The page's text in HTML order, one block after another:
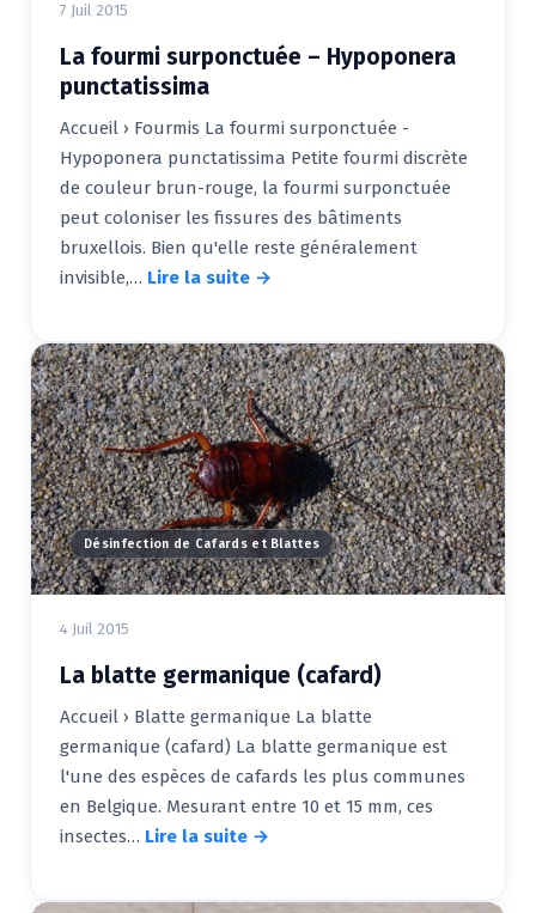
7 Juil 2015
La fourmi surponctuée – Hypoponera
punctatissima
Accueil › Fourmis La fourmi surponctuée -
Hypoponera punctatissima Petite fourmi discrète
de couleur brun-rouge, la fourmi surponctuée
peut coloniser les fissures des bâtiments
bruxellois. Bien qu'elle reste généralement
invisible,… Lire la suite →
Désinfection de Cafards et Blattes
4 Juil 2015
La blatte germanique (cafard)
Accueil › Blatte germanique La blatte
germanique (cafard) La blatte germanique est
l'une des espèces de cafards les plus communes
en Belgique. Mesurant entre 10 et 15 mm, ces
insectes… Lire la suite →